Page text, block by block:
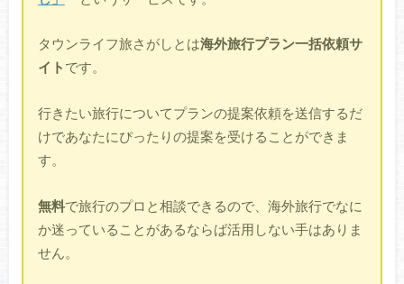
タウンライフ旅さがしとは海外旅行プラン一括依頼サ
イト です。
行きたい旅行についてプランの提案依頼を送信するだ
けであなたにぴったりの提案を受けることができま
す。
無料で旅行のプロと相談できるので、海外旅行でなに
か迷っていることがあるならば活用しない手はありま
せん。